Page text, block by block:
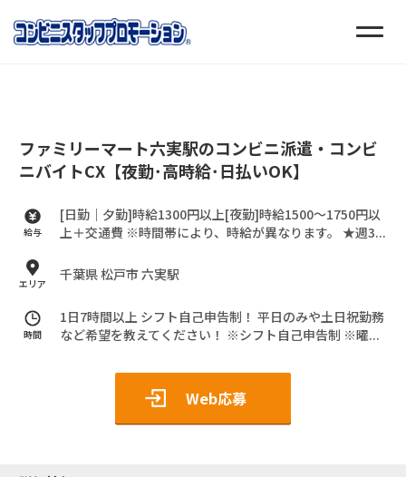
ファミリーマート六実駅のコンビニ派遣・コンビ
ニバイトCX【夜勤･高時給･日払いOK】
給与
[日勤｜夕勤]時給1300円以上[夜勤]時給1500～1750円以
上＋交通費 ※時間帯により、時給が異なります。 ★週3...
エリア 千葉県 松戸市 六実駅
時間
1日7時間以上 シフト自己申告制！ 平日のみや土日祝勤務
など希望を教えてください！ ※シフト自己申告制 ※曜...
Web応募